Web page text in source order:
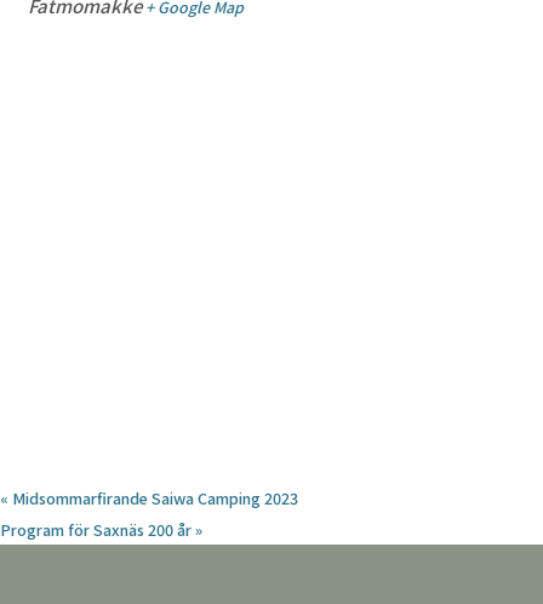
Fatmomakke + Google Map
« Midsommarfirande Saiwa Camping 2023
Program för Saxnäs 200 år»